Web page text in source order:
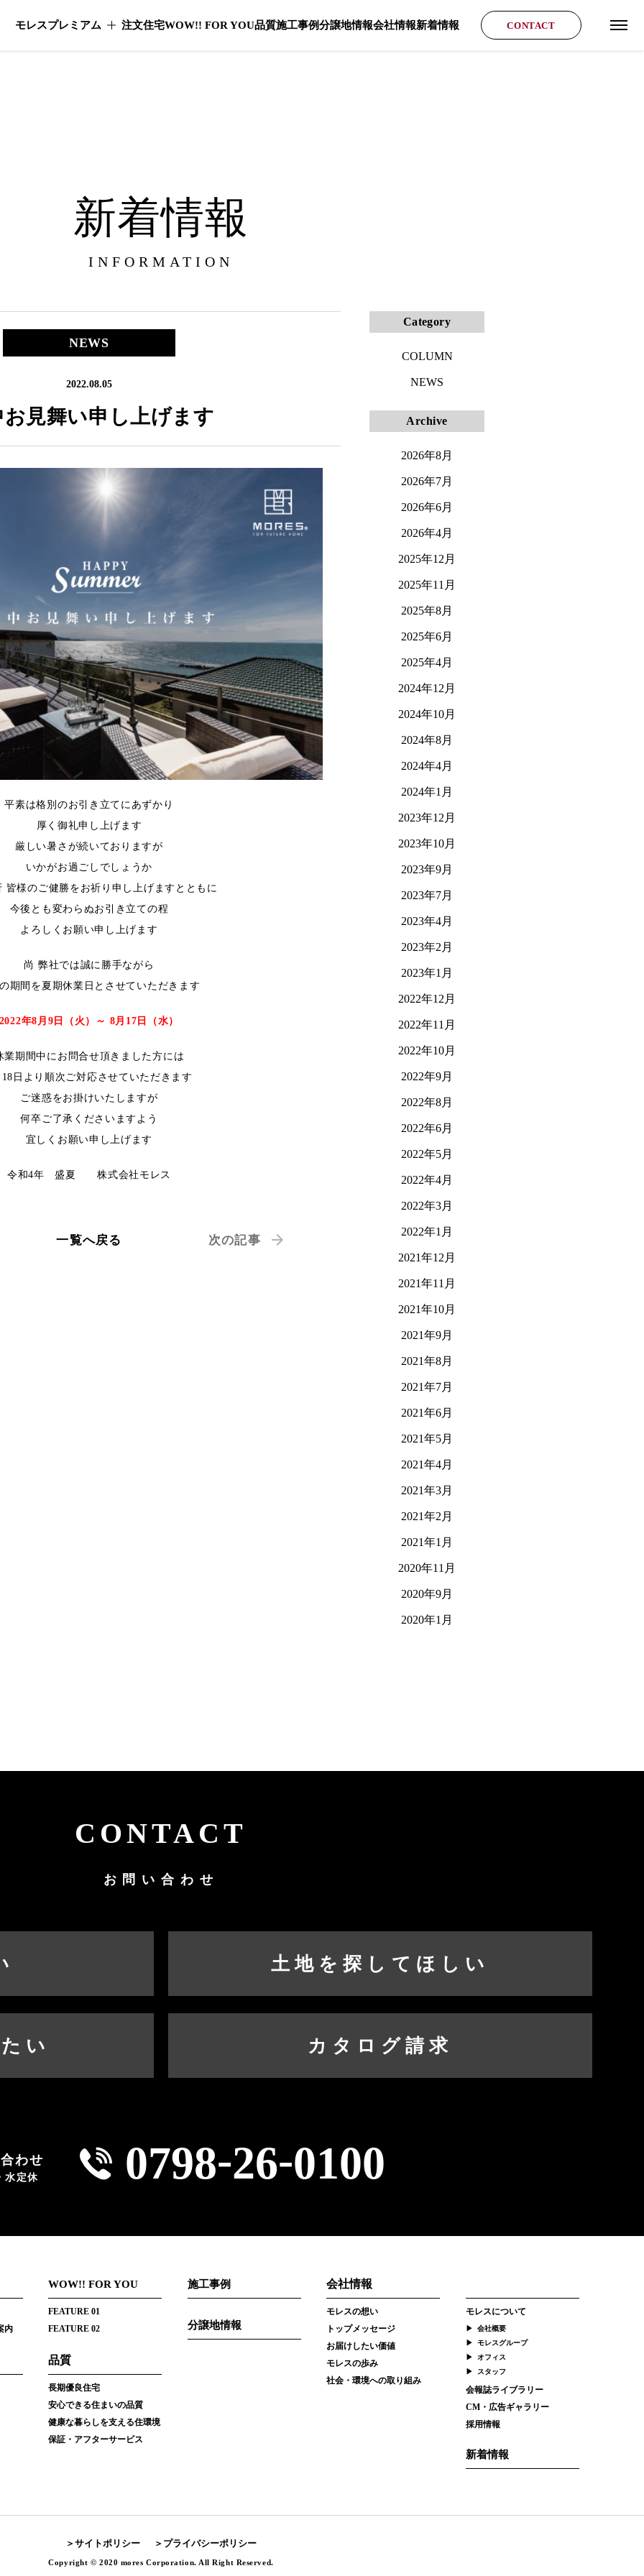
モレスプレミアム モレスプレミアムのメニューを開く
注文住宅WOW!! FOR YOU品質施工事例分譲地情報会社情報新着情報 CONTACT
グロ
新着情報
INFORMATION
NEWS
2022.08.05
お見舞い申し上げます
平素は格別のお引き立てにあずかり
厚く御礼申し上げます
厳しい暑さが続いておりますが
いかがお過ごしでしょうか
皆様のご健勝をお祈り申し上げますとともに
今後とも変わらぬお引き立ての程
よろしくお願い申し上げます
尚 弊社では誠に勝手ながら
期間を夏期休業日とさせていただきます
年8月9日（火）～ 8月17日（水）
業期間中にお問合せ頂きました方には
18日より順次ご対応させていただきます
ご迷惑をお掛けいたしますが
何卒ご了承くださいますよう
宜しくお願い申し上げます
令和4年 盛夏 株式会社モレス
一覧へ戻る 次の記事
Category
COLUMN
NEWS
Archive
2026年8月
2026年7月
2026年6月
2026年4月
2025年12月
2025年11月
2025年8月
2025年6月
2025年4月
2024年12月
2024年10月
2024年8月
2024年4月
2024年1月
2023年12月
2023年10月
2023年9月
2023年7月
2023年4月
2023年2月
2023年1月
2022年12月
2022年11月
2022年10月
2022年9月
2022年8月
2022年6月
2022年5月
2022年4月
2022年3月
2022年1月
2021年12月
2021年11月
2021年10月
2021年9月
2021年8月
2021年7月
2021年6月
2021年5月
2021年4月
2021年3月
2021年2月
2021年1月
2020年11月
2020年9月
2020年1月
CONTACT
お問い合わせ
土地を探してほしい
い カタログ請求
わせ
水定休 0798-26-0100
内
WOW!! FOR YOU
FEATURE 01
FEATURE 02
品質
長期優良住宅
安心できる住まいの品質
健康な暮らしを支える住環境
保証・アフターサービス
施工事例
分譲地情報
会社情報
モレスの想い
トップメッセージ
お届けしたい価値
モレスの歩み
社会・環境への取り組み
モレスについて
会社概要
モレスグループ
オフィス
スタッフ
会報誌ライブラリー
CM・広告ギャラリー
採用情報
新着情報
サイトポリシー プライバシーポリシー
Copyright © 2020 mores Corporation. All Right Reserved.